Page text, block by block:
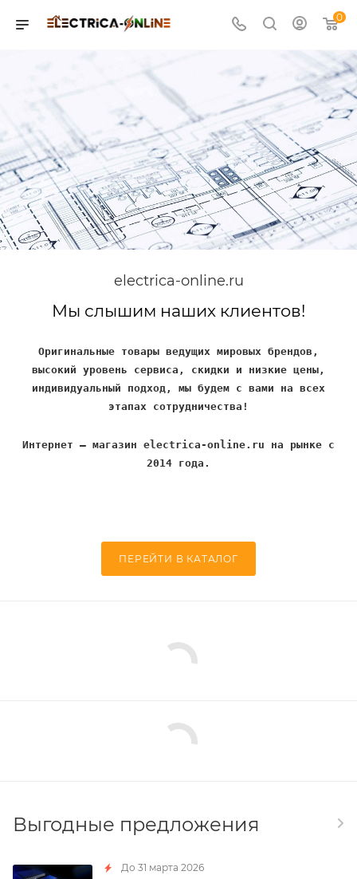
0
electrica-online.ru
Мы слышим наших клиентов!
Оригинальные товары ведущих мировых брендов,
высокий уровень сервиса, скидки и низкие цены,
индивидуальный подход, мы будем с вами на всех
этапах сотрудничества!
Интернет – магазин electrica-online.ru на рынке с
2014 года.
ПЕРЕЙТИ В КАТАЛОГ
Выгодные предложения
До 31 марта 2026